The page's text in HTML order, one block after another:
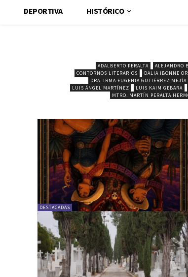
DEPORTIVA HISTÓRICO
ADALBERTO PERALTA ALEJANDRO
CONTORNOS LITERARIOS
DALIA IBONNE
DRA. IRMA EUGENIA GUTIÉRREZ MEJÍA
LUIS ÁNGEL MARTÍNEZ
LUIS KAIM GEBARA
MTRO. MARTÍN PERALTA
DESTACADAS